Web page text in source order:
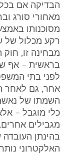
הבדיקה אם
מאחורי סורג
מסוכנותו
רקע מכלול של
מבחינה זו,
בראשית – אף
לפני בתי
אחר, גם לאחר
השמתו של
כלי מוגבל –
מגבילים
בהינתן העובדה
האלקטרוני